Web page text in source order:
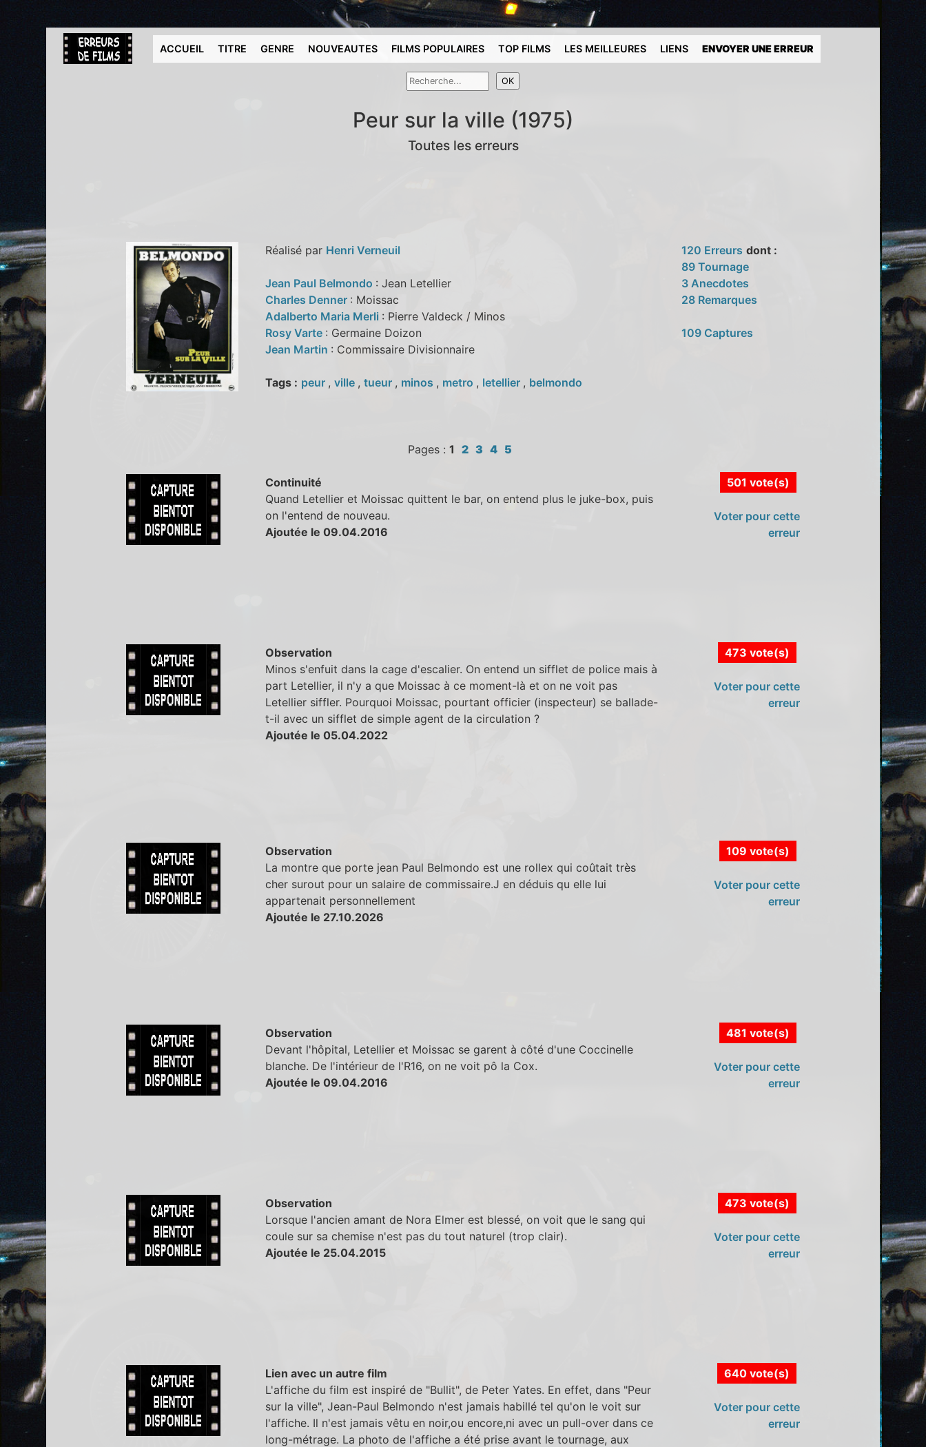
ACCUEIL TITRE GENRE NOUVEAUTES FILMS POPULAIRES TOP FILMS LES MEILLEURES LIENS ENVOYER UNE ERREUR
Peur sur la ville (1975)
Toutes les erreurs
Réalisé par Henri Verneuil
Jean Paul Belmondo : Jean Letellier
Charles Denner : Moissac
Adalberto Maria Merli : Pierre Valdeck / Minos
Rosy Varte : Germaine Doizon
Jean Martin : Commissaire Divisionnaire
Tags : peur , ville , tueur , minos , metro , letellier , belmondo
120 Erreurs dont :
89 Tournage
3 Anecdotes
28 Remarques
109 Captures
Pages : 1 2 3 4 5
Continuité
Quand Letellier et Moissac quittent le bar, on entend plus le juke-box, puis
on l'entend de nouveau.
Ajoutée le 09.04.2016
501 vote(s)
Voter pour cette
erreur
Observation
Minos s'enfuit dans la cage d'escalier. On entend un sifflet de police mais à
part Letellier, il n'y a que Moissac à ce moment-là et on ne voit pas
Letellier siffler. Pourquoi Moissac, pourtant officier (inspecteur) se ballade-
t-il avec un sifflet de simple agent de la circulation ?
Ajoutée le 05.04.2022
473 vote(s)
Voter pour cette
erreur
Observation
La montre que porte jean Paul Belmondo est une rollex qui coûtait très
cher surout pour un salaire de commissaire.J en déduis qu elle lui
appartenait personnellement
Ajoutée le 27.10.2026
109 vote(s)
Voter pour cette
erreur
Observation
Devant l'hôpital, Letellier et Moissac se garent à côté d'une Coccinelle
blanche. De l'intérieur de l'R16, on ne voit pô la Cox.
Ajoutée le 09.04.2016
481 vote(s)
Voter pour cette
erreur
Observation
Lorsque l'ancien amant de Nora Elmer est blessé, on voit que le sang qui
coule sur sa chemise n'est pas du tout naturel (trop clair).
Ajoutée le 25.04.2015
473 vote(s)
Voter pour cette
erreur
Lien avec un autre film
L'affiche du film est inspiré de "Bullit", de Peter Yates. En effet, dans "Peur
sur la ville", Jean-Paul Belmondo n'est jamais habillé tel qu'on le voit sur
l'affiche. Il n'est jamais vêtu en noir,ou encore,ni avec un pull-over dans ce
long-métrage. La photo de l'affiche a été prise avant le tournage, aux
640 vote(s)
Voter pour cette
erreur